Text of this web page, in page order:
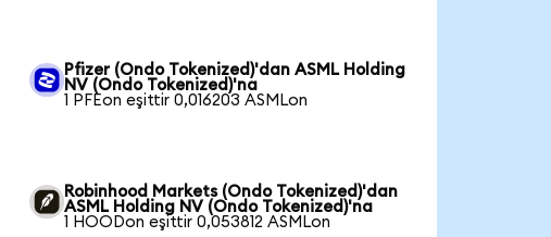
Pfizer (Ondo Tokenized)'dan ASML Holding
NV (Ondo Tokenized)'na
1 PFEon eşittir 0,016203 ASMLon
Robinhood Markets (Ondo Tokenized)'dan
ASML Holding NV (Ondo Tokenized)'na
1 HOODon eşittir 0,053812 ASMLon